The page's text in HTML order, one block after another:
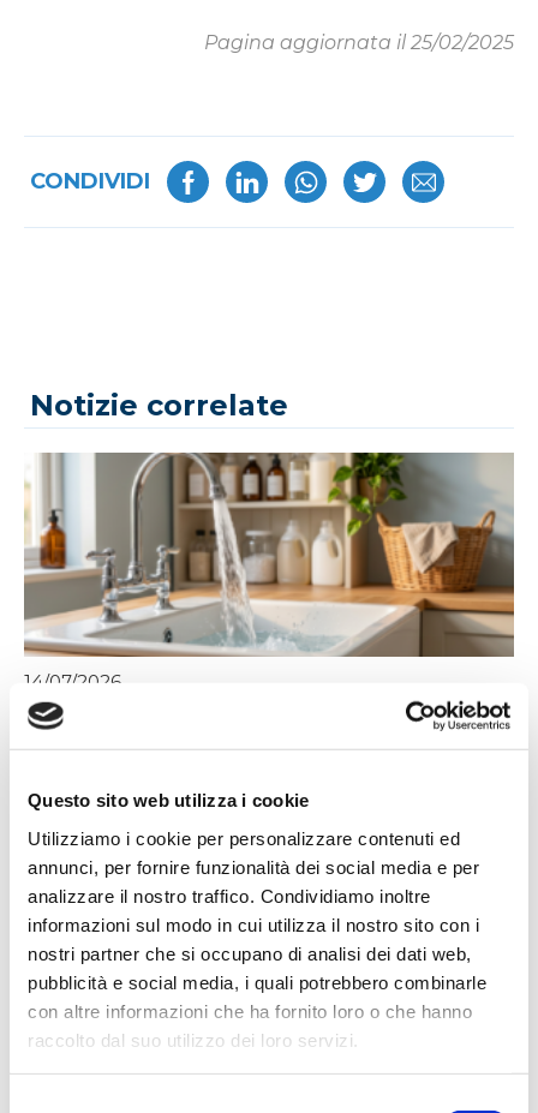
Questo sito web utilizza i cookie
Utilizziamo i cookie per personalizzare contenuti ed
annunci, per fornire funzionalità dei social media e per
analizzare il nostro traffico. Condividiamo inoltre
informazioni sul modo in cui utilizza il nostro sito con i
nostri partner che si occupano di analisi dei dati web,
pubblicità e social media, i quali potrebbero combinarle
con altre informazioni che ha fornito loro o che hanno
raccolto dal suo utilizzo dei loro servizi.
Pagina aggiornata il 25/02/2025
CONDIVIDI
Notizie correlate
14/07/2026
Acqua bene prezioso: un appello alla
responsabilità di tutti
L'estate porta con sé giornate più calde, campagne più
assetate...